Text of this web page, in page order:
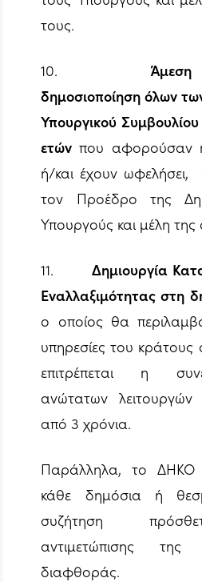
τους.
10. Άμεση
δημοσιοποίηση όλων
Υπουργικού
ετών που αφορούσαν
ή/και έχουν
τον Προέδρο της
Υπουργούς και μέλη της
11. Δημιουργία
Εναλλαξιμότητας στη
ο οποίος θα
υπηρεσίες του
επιτρέπεται η
ανώτατων λειτουργών
από 3 χρόνια.
Παράλληλα, το ΔΗΚΟ
κάθε δημόσια ή
συζήτηση
αντιμετώπισης της
διαφθοράς.